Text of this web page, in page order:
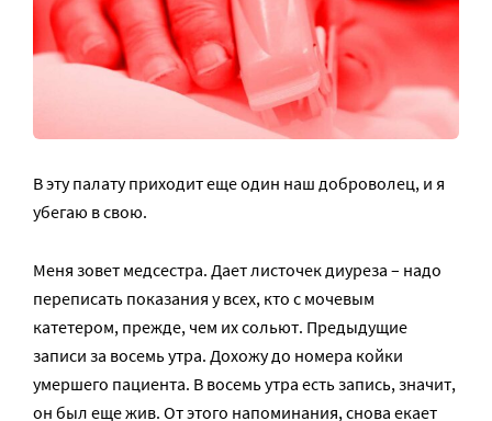
В эту палату приходит еще один наш доброволец, и я
убегаю в свою.
Меня зовет медсестра. Дает листочек диуреза – надо
переписать показания у всех, кто с мочевым
катетером, прежде, чем их сольют. Предыдущие
записи за восемь утра. Дохожу до номера койки
умершего пациента. В восемь утра есть запись, значит,
он был еще жив. От этого напоминания, снова екает